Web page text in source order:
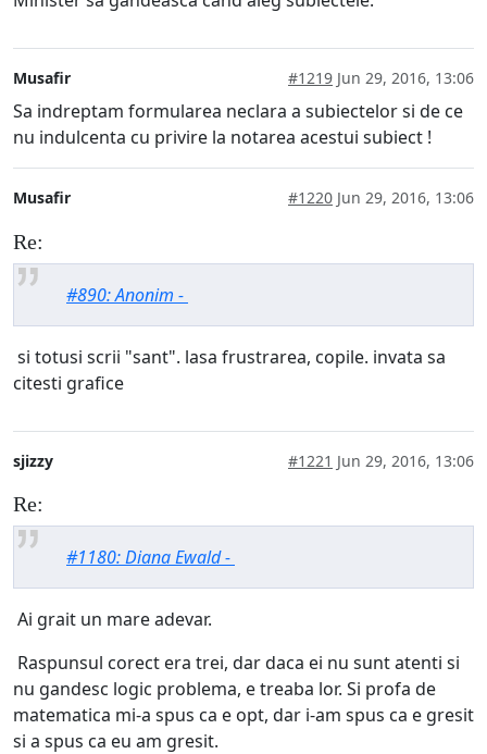
Musafir #1219 Jun 29, 2016, 13:06
Sa indreptam formularea neclara a subiectelor si de ce
nu indulcenta cu privire la notarea acestui subiect !
Musafir #1220 Jun 29, 2016, 13:06
Re:
#890: Anonim -
si totusi scrii "sant". lasa frustrarea, copile. invata sa
citesti grafice
sjizzy #1221 Jun 29, 2016, 13:06
Re:
#1180: Diana Ewald -
Ai grait un mare adevar.
Raspunsul corect era trei, dar daca ei nu sunt atenti si
nu gandesc logic problema, e treaba lor. Si profa de
matematica mi-a spus ca e opt, dar i-am spus ca e gresit
si a spus ca eu am gresit.